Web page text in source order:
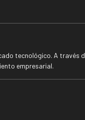
tecnológico. A
empresarial.